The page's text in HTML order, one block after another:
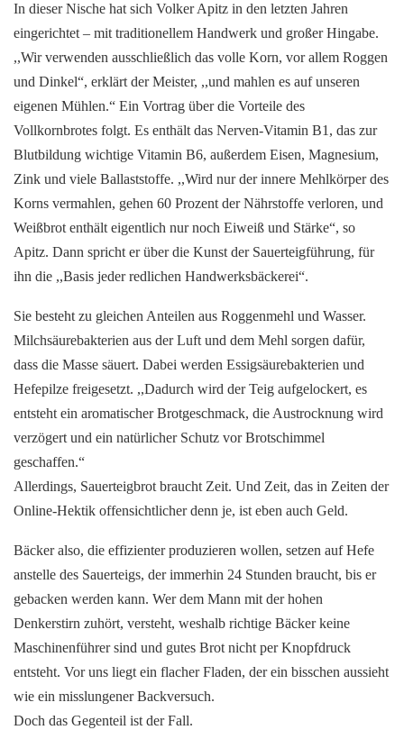
In dieser Nische hat sich Volker Apitz in den letzten Jahren
eingerichtet – mit traditionellem Handwerk und großer Hingabe.
,,Wir verwenden ausschließlich das volle Korn, vor allem Roggen
und Dinkel“, erklärt der Meister, ,,und mahlen es auf unseren
eigenen Mühlen.“ Ein Vortrag über die Vorteile des
Vollkornbrotes folgt. Es enthält das Nerven-Vitamin B1, das zur
Blutbildung wichtige Vitamin B6, außerdem Eisen, Magnesium,
Zink und viele Ballaststoffe. ,,Wird nur der innere Mehlkörper des
Korns vermahlen, gehen 60 Prozent der Nährstoffe verloren, und
Weißbrot enthält eigentlich nur noch Eiweiß und Stärke“, so
Apitz. Dann spricht er über die Kunst der Sauerteigführung, für
ihn die ,,Basis jeder redlichen Handwerksbäckerei“.
Sie besteht zu gleichen Anteilen aus Roggenmehl und Wasser.
Milchsäurebakterien aus der Luft und dem Mehl sorgen dafür,
dass die Masse säuert. Dabei werden Essigsäurebakterien und
Hefepilze freigesetzt. ,,Dadurch wird der Teig aufgelockert, es
entsteht ein aromatischer Brotgeschmack, die Austrocknung wird
verzögert und ein natürlicher Schutz vor Brotschimmel
geschaffen.“
Allerdings, Sauerteigbrot braucht Zeit. Und Zeit, das in Zeiten der
Online-Hektik offensichtlicher denn je, ist eben auch Geld.
Bäcker also, die effizienter produzieren wollen, setzen auf Hefe
anstelle des Sauerteigs, der immerhin 24 Stunden braucht, bis er
gebacken werden kann. Wer dem Mann mit der hohen
Denkerstirn zuhört, versteht, weshalb richtige Bäcker keine
Maschinenführer sind und gutes Brot nicht per Knopfdruck
entsteht. Vor uns liegt ein flacher Fladen, der ein bisschen aussieht
wie ein misslungener Backversuch.
Doch das Gegenteil ist der Fall.